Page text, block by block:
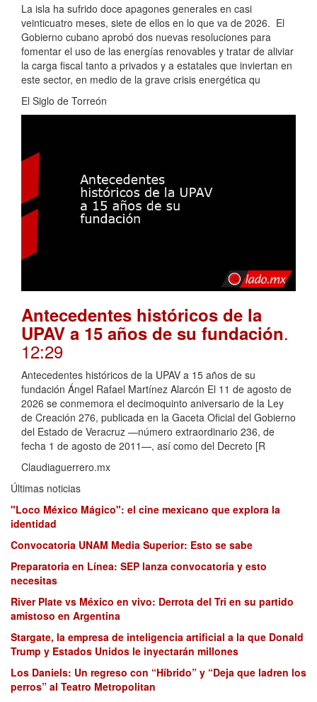
La isla ha sufrido doce apagones generales en casi
veinticuatro meses, siete de ellos en lo que va de 2026. El
Gobierno cubano aprobó dos nuevas resoluciones para
fomentar el uso de las energías renovables y tratar de aliviar
la carga fiscal tanto a privados y a estatales que inviertan en
este sector, en medio de la grave crisis energética qu
El Siglo de Torreón
Antecedentes históricos de la
UPAV a 15 años de su fundación.
12:29
Antecedentes históricos de la UPAV a 15 años de su
fundación Ángel Rafael Martínez Alarcón El 11 de agosto de
2026 se conmemora el decimoquinto aniversario de la Ley
de Creación 276, publicada en la Gaceta Oficial del Gobierno
del Estado de Veracruz —número extraordinario 236, de
fecha 1 de agosto de 2011—, así como del Decreto [R
Claudiaguerrero.mx
Últimas noticias
"Loco México Mágico": el cine mexicano que explora la
identidad
Convocatoria UNAM Media Superior: Esto se sabe
Preparatoria en Línea: SEP lanza convocatoria y esto
necesitas
River Plate vs México en vivo: Derrota del Tri en su partido
amistoso en Argentina
Stargate, la empresa de inteligencia artificial a la que Donald
Trump y Estados Unidos le inyectarán millones
Los Daniels: Un regreso con “Híbrido” y “Deja que ladren los
perros” al Teatro Metropolitan